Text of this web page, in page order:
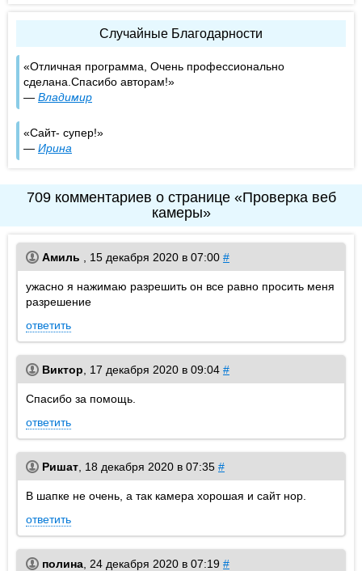
Случайные Благодарности
Отличная программа, Очень профессионально
сделана.Спасибо авторам!
— Владимир
Сайт- супер!
— Ирина
709 комментариев о странице «Проверка веб
камеры»
Амиль 15 декабря 2020 в 07:00 #
ужасно я нажимаю разрешить он все равно просить меня
разрешение
ответить
Виктор 17 декабря 2020 в 09:04 #
Спасибо за помощь.
ответить
Ришат 18 декабря 2020 в 07:35 #
В шапке не очень, а так камера хорошая и сайт нор.
ответить
полина 24 декабря 2020 в 07:19 #